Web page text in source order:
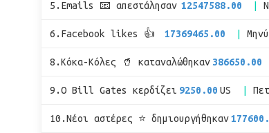
5.Emails 📧 απεστάλησαν 12547588.00
6.Facebook likes 👍 17369465.00
8.Κόκα-Κόλες 🥤 καταναλώθηκαν 386650.00
9.Ο Bill Gates κερδίζει 9250.00 US
10.Νέοι αστέρες ⭐ δημιουργήθηκαν